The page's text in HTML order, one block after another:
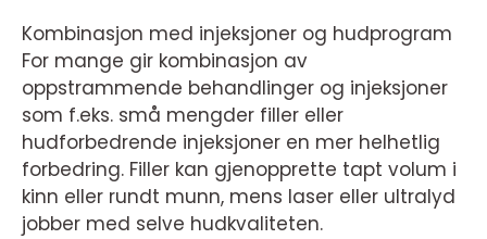
Kombinasjon med injeksjoner og hudprogram
For mange gir kombinasjon av
oppstrammende behandlinger og injeksjoner
som f.eks. små mengder filler eller
hudforbedrende injeksjoner en mer helhetlig
forbedring. Filler kan gjenopprette tapt volum i
kinn eller rundt munn, mens laser eller ultralyd
jobber med selve hudkvaliteten.